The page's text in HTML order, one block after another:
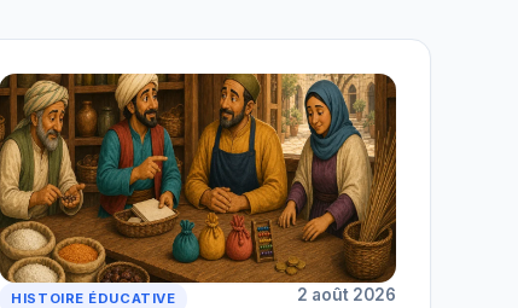
HISTOIRE ÉDUCATIVE 2 août 2026